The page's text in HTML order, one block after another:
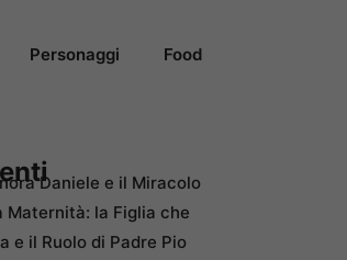
Personaggi Food
Daniele e il Miracolo
Maternità: la Figlia che
e il Ruolo di Padre Pio